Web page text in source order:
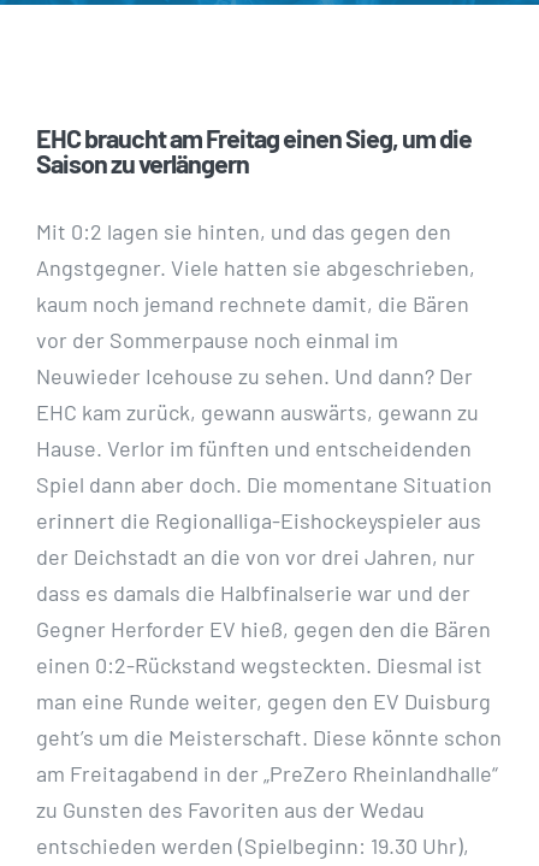
EHC braucht am Freitag einen Sieg, um die
Saison zu verlängern
Mit 0:2 lagen sie hinten, und das gegen den
Angstgegner. Viele hatten sie abgeschrieben,
kaum noch jemand rechnete damit, die Bären
vor der Sommerpause noch einmal im
Neuwieder Icehouse zu sehen. Und dann? Der
EHC kam zurück, gewann auswärts, gewann zu
Hause. Verlor im fünften und entscheidenden
Spiel dann aber doch. Die momentane Situation
erinnert die Regionalliga-Eishockeyspieler aus
der Deichstadt an die von vor drei Jahren, nur
dass es damals die Halbfinalserie war und der
Gegner Herforder EV hieß, gegen den die Bären
einen 0:2-Rückstand wegsteckten. Diesmal ist
man eine Runde weiter, gegen den EV Duisburg
geht’s um die Meisterschaft. Diese könnte schon
am Freitagabend in der „PreZero Rheinlandhalle“
zu Gunsten des Favoriten aus der Wedau
entschieden werden (Spielbeginn: 19.30 Uhr),